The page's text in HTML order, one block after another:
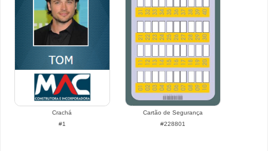
Crachá
#1
Cartão de Segurança
#228801